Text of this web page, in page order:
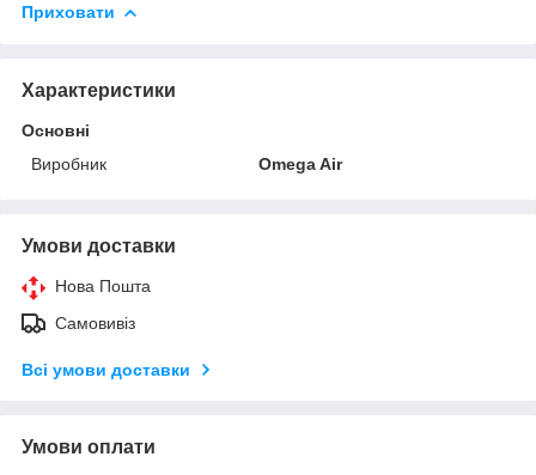
Приховати
Характеристики
Основні
Виробник
Omega Air
Умови доставки
Нова Пошта
Самовивіз
Всі умови доставки
Умови оплати